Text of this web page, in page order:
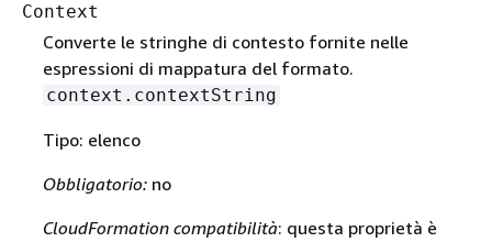
Context
Converte le stringhe di contesto fornite nelle
espressioni di mappatura del formato.
context.contextString
Tipo: elenco
Obbligatorio:no
CloudFormation compatibilità: questa proprietà è